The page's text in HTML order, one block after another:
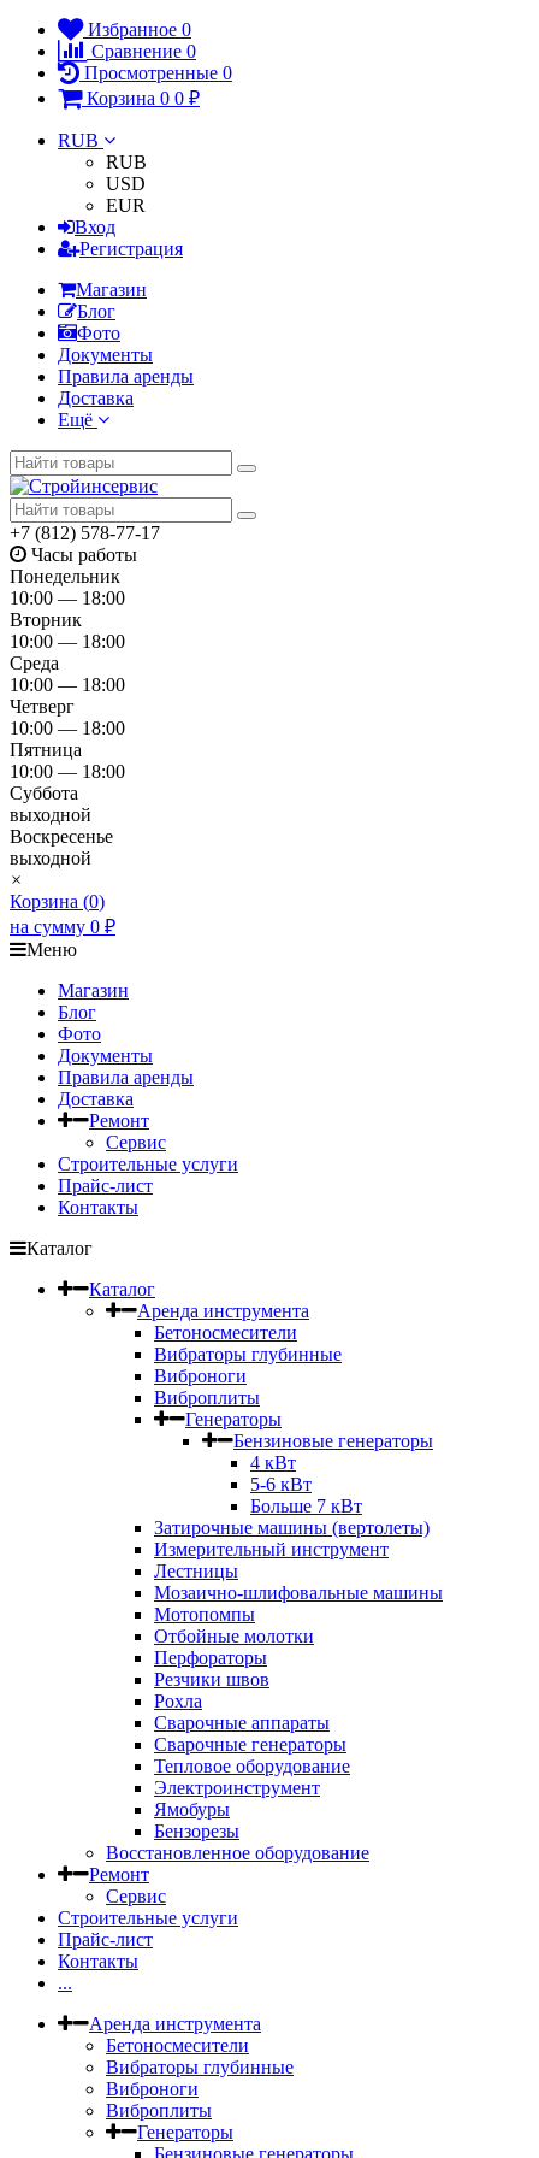
Избранное 0
Сравнение 0
Просмотренные 0
Корзина 0 0 ₽
RUB
RUB
USD
EUR
Вход
Регистрация
Магазин
Блог
Фото
Документы
Правила аренды
Доставка
Ещё
+7 (812) 578-77-17
Часы работы
Понедельник
10:00 — 18:00
Вторник
10:00 — 18:00
Среда
10:00 — 18:00
Четверг
10:00 — 18:00
Пятница
10:00 — 18:00
Суббота
выходной
Воскресенье
выходной
×
Корзина (0)
на сумму 0 ₽
Меню
Магазин
Блог
Фото
Документы
Правила аренды
Доставка
Ремонт
Сервис
Строительные услуги
Прайс-лист
Контакты
Каталог
Каталог
Аренда инструмента
Бетоносмесители
Вибраторы глубинные
Виброноги
Виброплиты
Генераторы
Бензиновые генераторы
4 кВт
5-6 кВт
Больше 7 кВт
Затирочные машины (вертолеты)
Измерительный инструмент
Лестницы
Мозаично-шлифовальные машины
Мотопомпы
Отбойные молотки
Перфораторы
Резчики швов
Рохла
Сварочные аппараты
Сварочные генераторы
Тепловое оборудование
Электроинструмент
Ямобуры
Бензорезы
Восстановленное оборудование
Ремонт
Сервис
Строительные услуги
Прайс-лист
Контакты
...
Аренда инструмента
Бетоносмесители
Вибраторы глубинные
Виброноги
Виброплиты
Генераторы
Бензиновые генераторы